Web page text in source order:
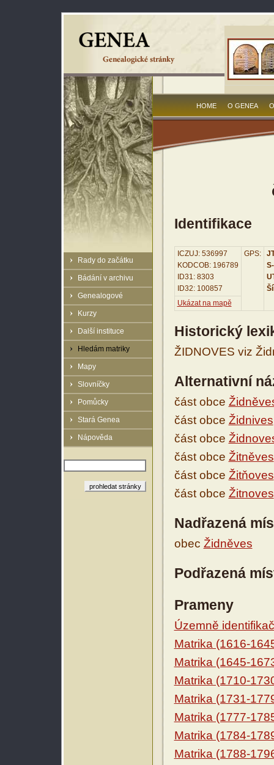
Rady do začátku
Bádání v archivu
Genealogové
Kurzy
Další instituce
Hledám matriky
Mapy
Slovníčky
Pomůcky
Stará Genea
Nápověda
HOME O GENEA
Identifikace
ICZUJ: 536997
KODCOB: 196789
ID31: 8303
ID32: 100857
GPS:
Ukázat na mapě
Historický
ŽIDNOVES viz
Alternativní
část obce
část obce Židnives
část obce
část obce Žitněves
část obce Žitňoves
část obce Žitnoves
Nadřazená
obec Židněves
Podřazená
Prameny
Územně
Matrika (1616-
Matrika (1645-
Matrika (1710-
Matrika (1731-
Matrika (1777-
Matrika (1784-
Matrika (1788-